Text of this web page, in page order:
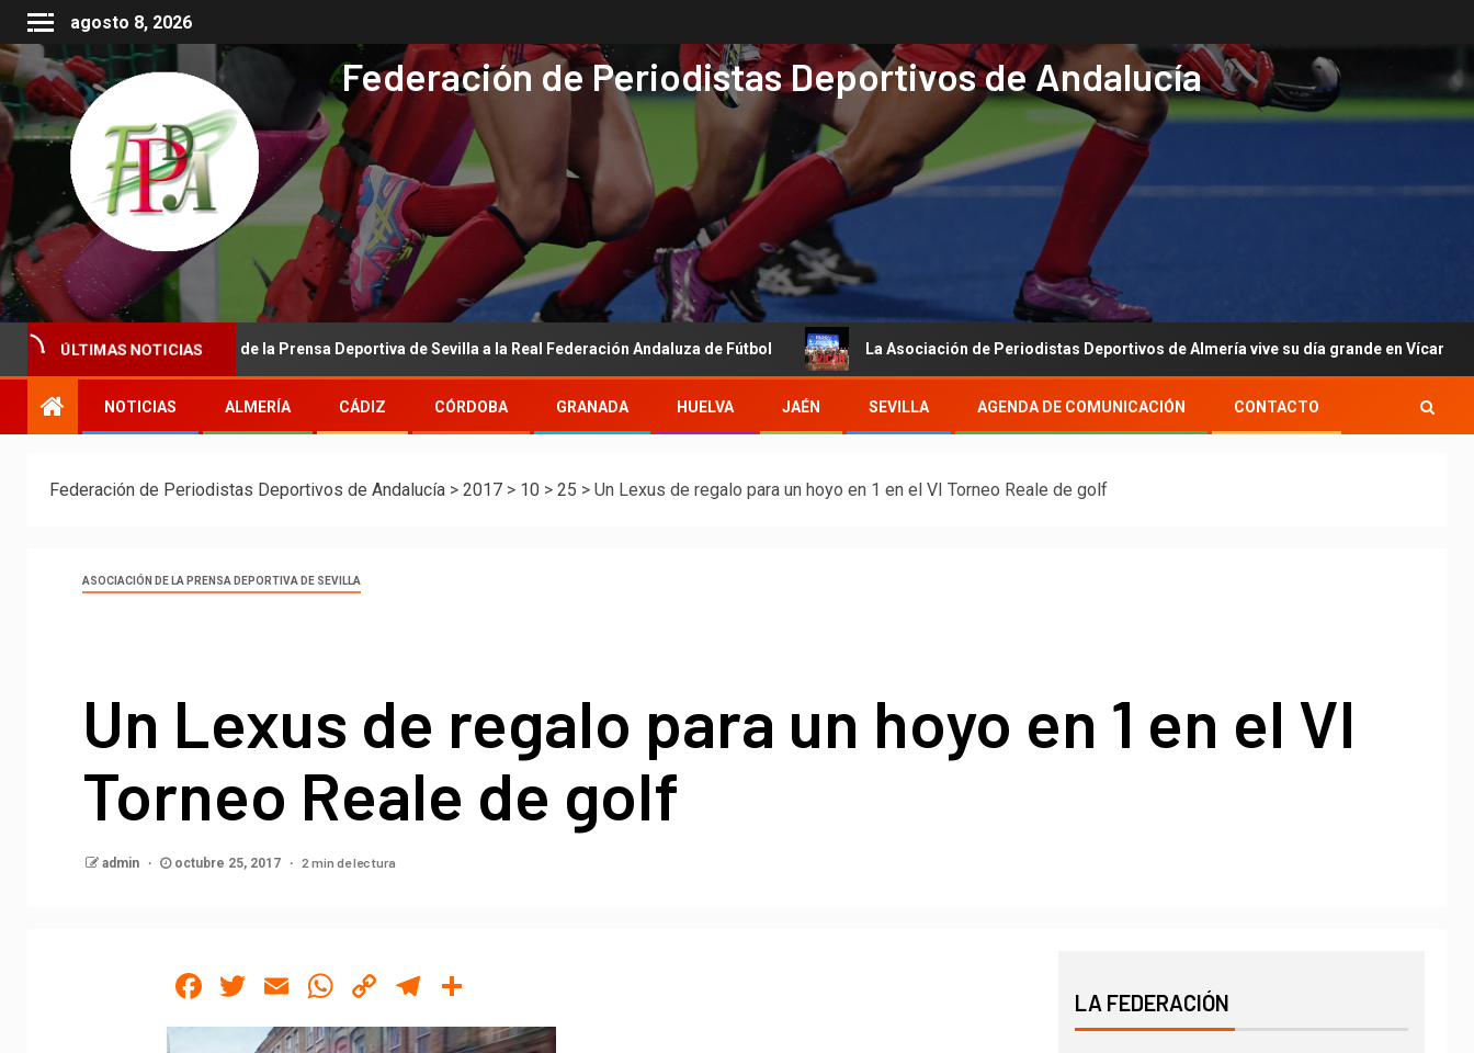
agosto 8, 2026
Federación de Periodistas Deportivos de Andalucía
ÚLTIMAS NOTICIAS
de la Asociación de la Prensa Deportiva de Sevilla a la Real Federación Andaluza de Fútbol La Asociación de Periodistas Deportivos de Almería vive su día grande en Vícar con su gala
NOTICIAS ALMERÍA CÁDIZ CÓRDOBA GRANADA HUELVA JAÉN SEVILLA AGENDA DE COMUNICACIÓN CONTACTO
Federación de Periodistas Deportivos de Andalucía > 2017 > 10 > 25 > Un Lexus de regalo para un hoyo en 1 en el VI Torneo Reale de golf
ASOCIACIÓN DE LA PRENSA DEPORTIVA DE SEVILLA
Un Lexus de regalo para un hoyo en 1 en el VI
Torneo Reale de golf
admin octubre 25, 2017 2 min de lectura
Facebook
Twitter
EmailWhatsApp
Copy
Link
Telegram LA FEDERACIÓN